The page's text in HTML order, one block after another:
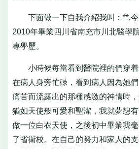
下面做一下自我介紹我叫：**,今
2010年畢業四川省南充市川北醫學
專學歷。
小時候每當看到醫院裡的們穿着
在病人身旁忙碌，看到病人因為她
痛苦而流露出的那種感激的神情時
猶如天使般可愛和聖潔，我就夢想
做一位白衣天使，之後初中畢業我
了省衛校。在自己的努力和家人的